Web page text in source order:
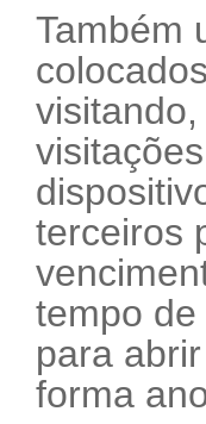
Também
terceiros
tempo
para
forma